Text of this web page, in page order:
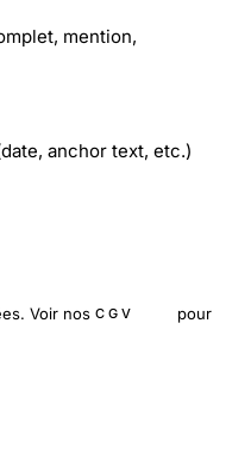
mention,
anchor text, etc.)
Voir nos CGV pour